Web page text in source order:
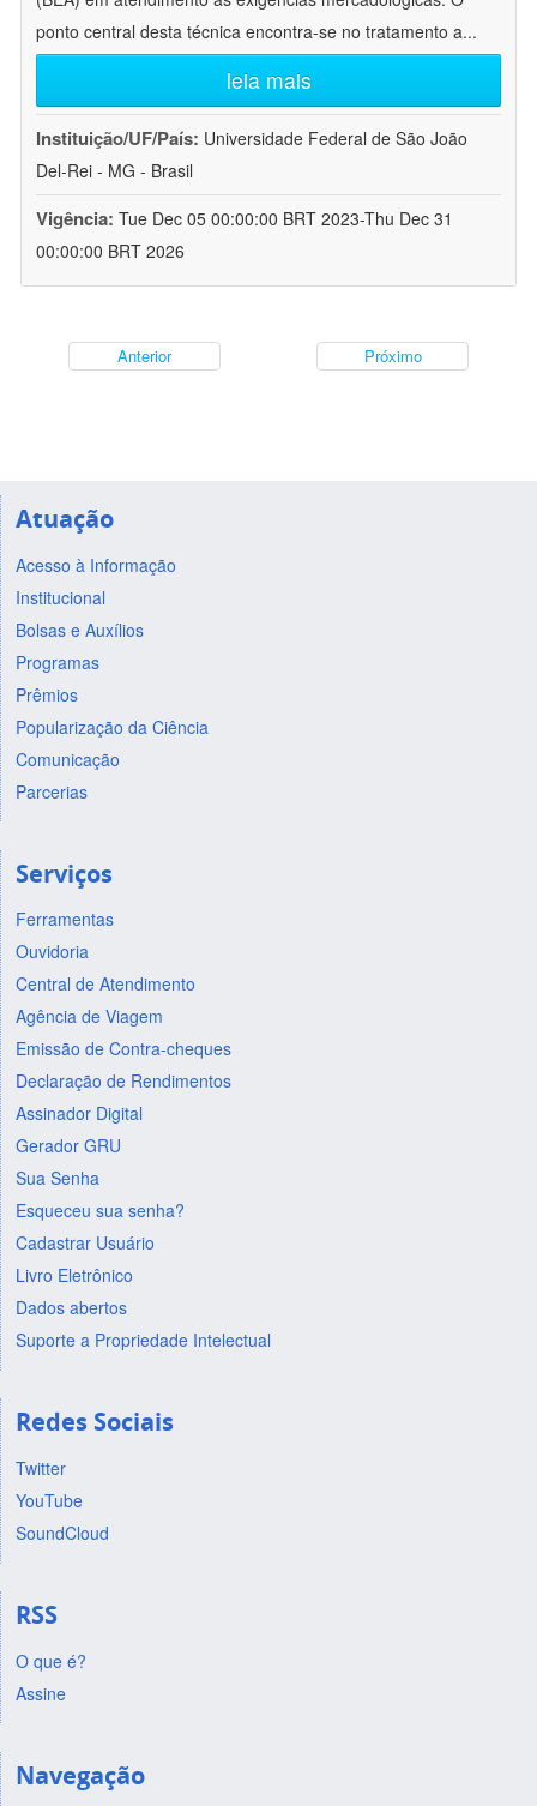
ponto central desta técnica encontra-se no tratamento a...
leia mais
Instituição/UF/País: Universidade Federal de São João
Del-Rei - MG - Brasil
Vigência: Tue Dec 05 00:00:00 BRT 2023-Thu Dec 31
00:00:00 BRT 2026
Anterior Próximo
Atuação
Acesso à Informação
Institucional
Bolsas e Auxílios
Programas
Prêmios
Popularização da Ciência
Comunicação
Parcerias
Serviços
Ferramentas
Ouvidoria
Central de Atendimento
Agência de Viagem
Emissão de Contra-cheques
Declaração de Rendimentos
Assinador Digital
Gerador GRU
Sua Senha
Esqueceu sua senha?
Cadastrar Usuário
Livro Eletrônico
Dados abertos
Suporte a Propriedade Intelectual
Redes Sociais
Twitter
YouTube
SoundCloud
RSS
O que é?
Assine
Navegação